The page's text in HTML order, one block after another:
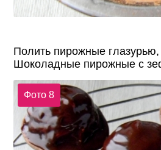
Полить пирожные глазурью,
Шоколадные пирожные с
Фото 8